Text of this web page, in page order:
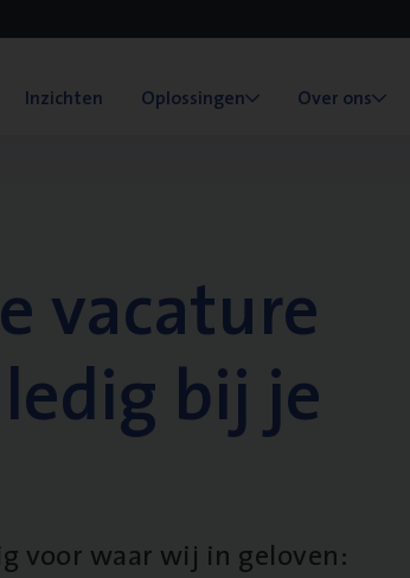
Inzichten Oplossingen Over ons
vacature
bij je
voor waar wij in geloven: